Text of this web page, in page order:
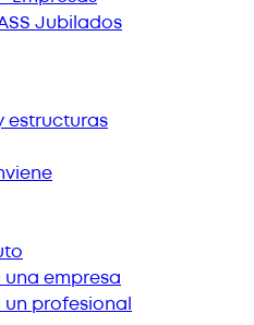
Jubilados
estructuras
empresa
profesional